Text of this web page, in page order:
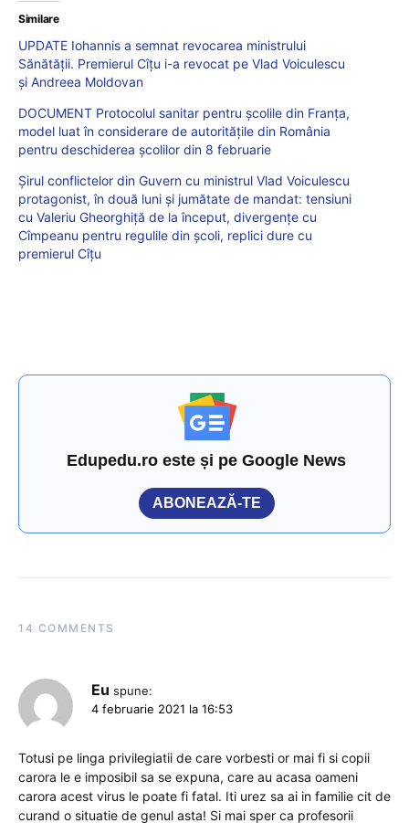
Similare
UPDATE Iohannis a semnat revocarea ministrului
Sănătății. Premierul Cîțu i-a revocat pe Vlad Voiculescu
și Andreea Moldovan
DOCUMENT Protocolul sanitar pentru școlile din Franța,
model luat în considerare de autoritățile din România
pentru deschiderea școlilor din 8 februarie
Șirul conflictelor din Guvern cu ministrul Vlad Voiculescu
protagonist, în două luni și jumătate de mandat: tensiuni
cu Valeriu Gheorghiță de la început, divergențe cu
Cîmpeanu pentru regulile din școli, replici dure cu
premierul Cîțu
Edupedu.ro este și pe Google News
ABONEAZĂ-TE
14 COMMENTS
Eu spune:
4 februarie 2021 la 16:53
Totusi pe linga privilegiatii de care vorbesti or mai fi si copii
carora le e imposibil sa se expuna, care au acasa oameni
carora acest virus le poate fi fatal. Iti urez sa ai in familie cit de
curand o situatie de genul asta! Si mai sper ca profesorii